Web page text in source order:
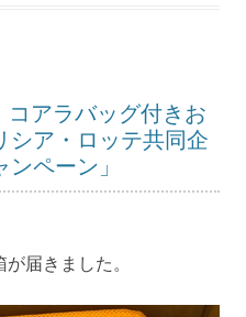
アラバッグ付きお
シア・ロッテ共同企
ペーン」
届きました。